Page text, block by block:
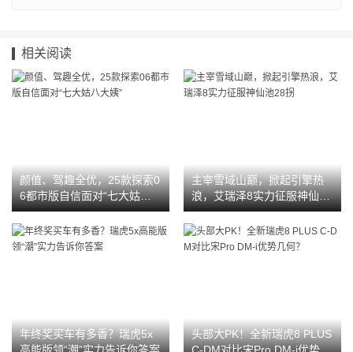
相关阅读
颜值、驾趣全优，25款探索0
6都市版自信面对“七大姑八
大姨”
主宰雪域山巅，掀起引擎热
浪，艾瑞泽8实力征服神仙池
28拐
年终奖买车有多香？瑞虎5x
头部大PK！全新瑞虎8 PLUS